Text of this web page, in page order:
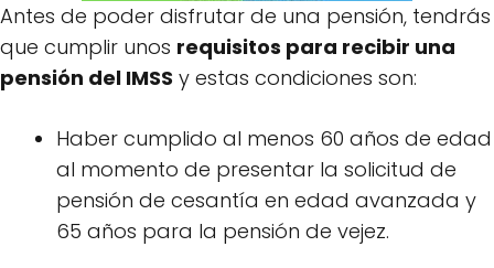
Antes de poder disfrutar de una pensión, tendrás
que cumplir unos requisitos para recibir una
pensión del IMSS y estas condiciones son:
Haber cumplido al menos 60 años de edad
al momento de presentar la solicitud de
pensión de cesantía en edad avanzada y
65 años para la pensión de vejez.